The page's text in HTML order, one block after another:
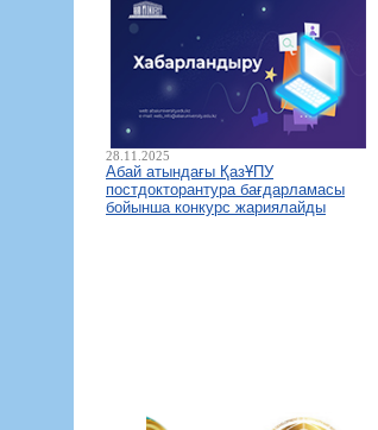
28.11.2025
Абай атындағы ҚазҰПУ
постдокторантура бағдарламасы
бойынша конкурс жариялайды